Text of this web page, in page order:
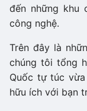
đến những khu
công nghệ.
Trên đây là
chúng tôi tổng
Quốc tự túc
hữu ích với bạn